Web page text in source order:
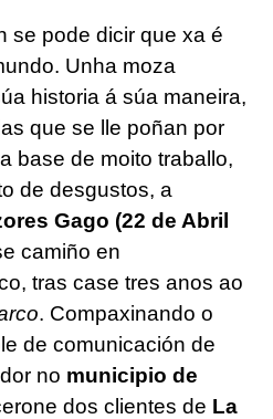
se pode dicir que xa é
Unha moza
historia á súa maneira,
que se lle poñan por
base de moito traballo,
de desgustos, a
Gago (22 de Abril
camiño en
tras case tres anos ao
. Compaxinando o
de comunicación de
no municipio de
dos clientes de La